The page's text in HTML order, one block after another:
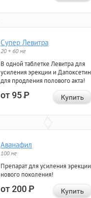
Супер Левитра
20 + 60 мг
В одной таблетке Левитра для
усиления эрекции и Дапоксетин
для продления полового акта!
от 95Р Купить
Аванафил
100 мг
Препарат для усиления эрекции
нового поколения!
от 200Р Купить